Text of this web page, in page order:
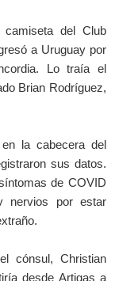
camiseta del Club
a Uruguay por
Lo traía el
Brian Rodríguez,
la cabecera del
sus datos.
de COVID
nervios por estar
cónsul, Christian
desde Artigas a